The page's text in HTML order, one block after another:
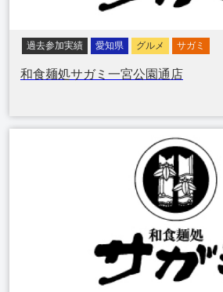
過去参加実績 愛知県 グルメ サガミ
和食麺処サガミ一宮公園通店